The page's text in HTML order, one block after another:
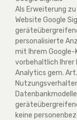
Als Erweiterung
Website Google
personalisierte
mit Ihrem Google-
vorbehaltlich Ihrer
Analytics gem. Art.
keine